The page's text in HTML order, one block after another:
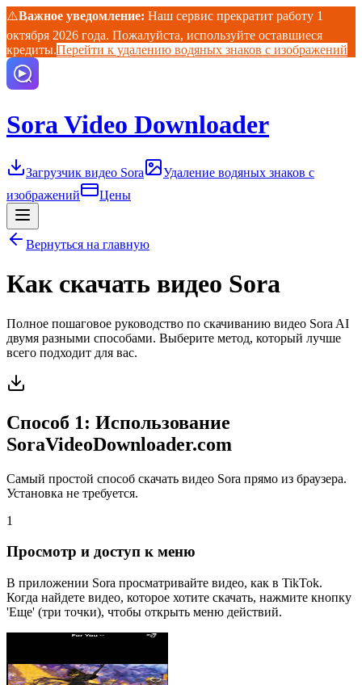
⚠️Важное уведомление: Наш сервис прекратит работу 1
октября 2026 года. Пожалуйста, используйте оставшиеся
кредиты.Перейти к удалению водяных знаков с изображений
Sora Video Downloader
Загрузчик видео Sora
Удаление водяных знаков с
изображений
Цены
Вернуться на главную
Как скачать видео Sora
Полное пошаговое руководство по скачиванию видео Sora AI
двумя разными способами. Выберите метод, который лучше
всего подходит для вас.
Способ 1: Использование
SoraVideoDownloader.com
Самый простой способ скачать видео Sora прямо из браузера.
Установка не требуется.
1
Просмотр и доступ к меню
В приложении Sora просматривайте видео, как в TikTok.
Когда найдете видео, которое хотите скачать, нажмите кнопку
'Еще' (три точки), чтобы открыть меню действий.